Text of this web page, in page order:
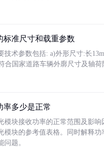
标准尺寸和载重参数
技术参数包括: a)外形尺寸:长
合国家道路车辆外廓尺寸及轴荷
率多少是正常
模块接收功率的正常范围及影
模块的参考值表格。同时解释
问题。